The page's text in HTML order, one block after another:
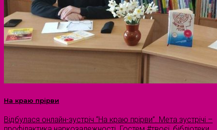
На краю прірви
Відбулася онлайн-зустріч “На краю прірви”. Мета зустрічі –